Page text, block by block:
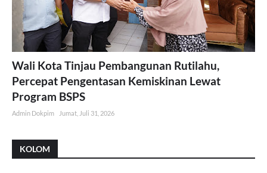
Wali Kota Tinjau Pembangunan Rutilahu,
Percepat Pengentasan Kemiskinan Lewat
Program BSPS
Admin Dokpim Jumat, Juli 31, 2026
KOLOM